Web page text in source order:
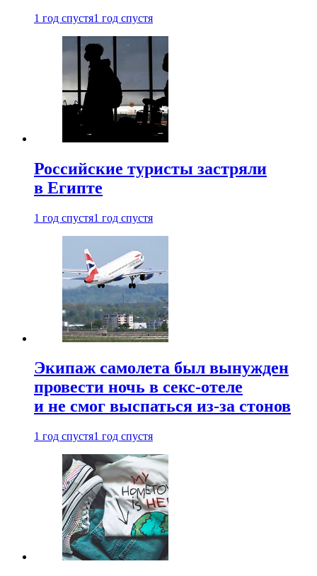
1 год спустя1 год спустя
Российские туристы застряли
в Египте
1 год спустя1 год спустя
Экипаж самолета был вынужден
провести ночь в секс-отеле
и не смог выспаться из-за стонов
1 год спустя1 год спустя